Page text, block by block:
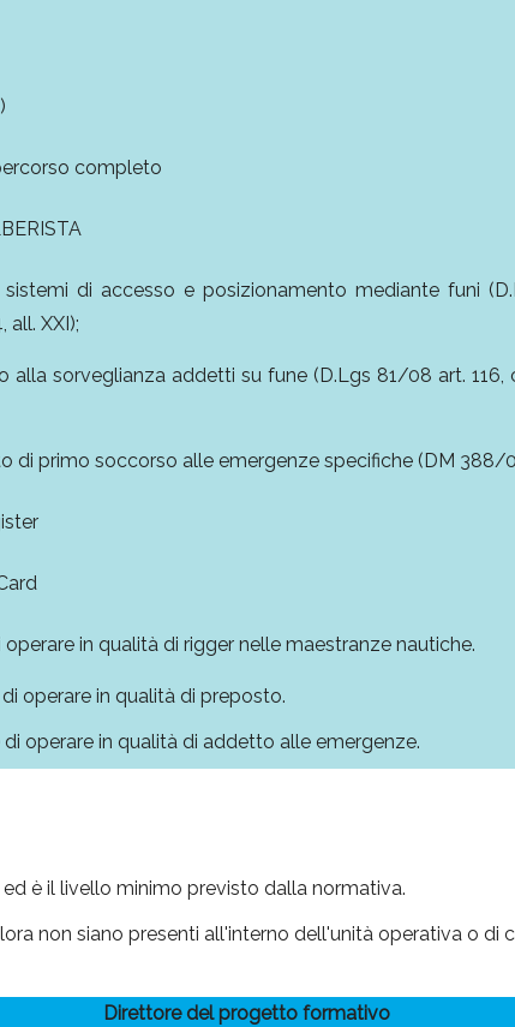
completo
di accesso e posizionamento mediante funi
all. XXI);
alla sorveglianza addetti su fune (D.Lgs 81/08 art. 116,
di primo soccorso alle emergenze specifiche (DM 388/
in qualità di rigger nelle maestranze nautiche.
operare in qualità di preposto.
operare in qualità di addetto alle emergenze.
è il livello minimo previsto dalla normativa.
non siano presenti all'interno dell'unità operativa o di
Direttore del progetto formativo